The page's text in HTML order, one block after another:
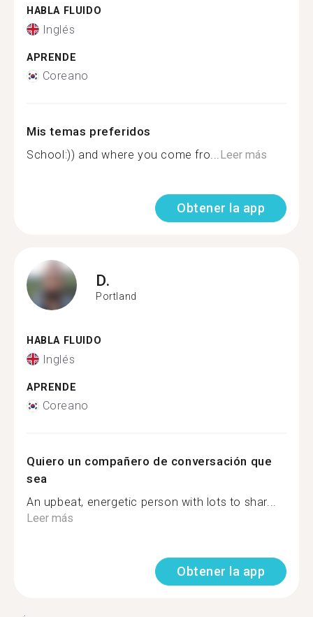
HABLA FLUIDO
Inglés
APRENDE
Coreano
Mis temas preferidos
School:)) and where you come fro...Leer más
Obtener la app
D.
Portland
HABLA FLUIDO
Inglés
APRENDE
Coreano
Quiero un compañero de conversación que
sea
An upbeat, energetic person with lots to shar...
Leer más
Obtener la app